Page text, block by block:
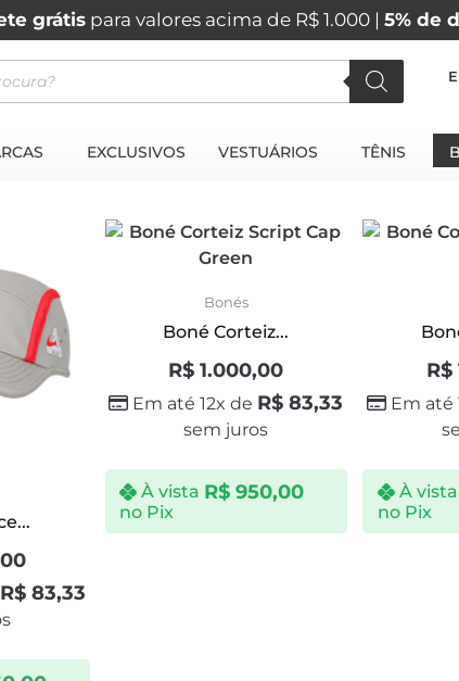
grátispara valores acima de R$ 1.000 | 5% de
EXCLUSIVOS VESTUÁRIOS TÊNIS
R$ 83,33
Bonés
Boné Corteiz...
R$ 1.000,00
Em até 12x de R$ 83,33
sem juros
À vista R$ 950,00
no Pix
R$
Em até
À vista
no Pix